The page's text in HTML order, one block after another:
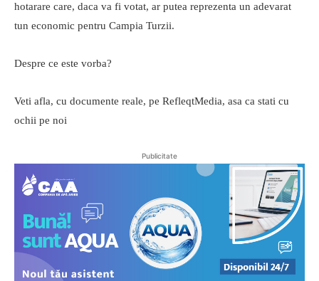
hotarare care, daca va fi votat, ar putea reprezenta un adevarat
tun economic pentru Campia Turzii.
Despre ce este vorba?
Veti afla, cu documente reale, pe RefleqtMedia, asa ca stati cu
ochii pe noi
Publicitate